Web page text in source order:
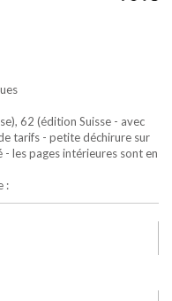
62 (édition Suisse - avec
tarifs - petite déchirure sur
les pages intérieures sont en
: